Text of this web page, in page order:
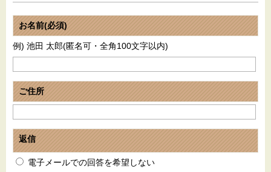
お名前(必須)
例) 池田 太郎(匿名可・全角100文字以内)
ご住所
返信
電子メールでの回答を希望しない